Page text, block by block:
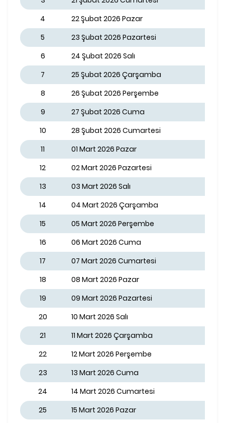
4
22 Şubat 2026 Pazar
5
23 Şubat 2026 Pazartesi
6
24 Şubat 2026 Salı
7
25 Şubat 2026 Çarşamba
8
26 Şubat 2026 Perşembe
9
27 Şubat 2026 Cuma
10
28 Şubat 2026 Cumartesi
11
01 Mart 2026 Pazar
12
02 Mart 2026 Pazartesi
13
03 Mart 2026 Salı
14
04 Mart 2026 Çarşamba
15
05 Mart 2026 Perşembe
16
06 Mart 2026 Cuma
17
07 Mart 2026 Cumartesi
18
08 Mart 2026 Pazar
19
09 Mart 2026 Pazartesi
20
10 Mart 2026 Salı
21
11 Mart 2026 Çarşamba
22
12 Mart 2026 Perşembe
23
13 Mart 2026 Cuma
24
14 Mart 2026 Cumartesi
25
15 Mart 2026 Pazar